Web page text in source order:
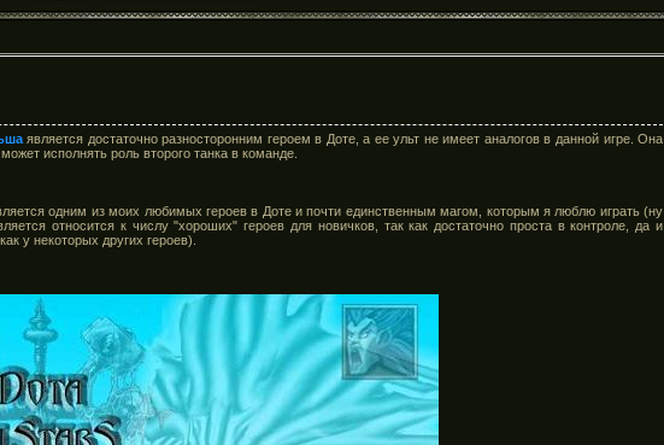
является достаточно разносторонним героем в Доте, а ее ульт не имеет аналогов в данной игре. Она
исполнять роль второго танка в команде.
одним из моих любимых героев в Доте и почти единственным магом, которым я люблю играть (ну
относится к числу "хороших" героев для новичков, так как достаточно проста в контроле, да и
у некоторых других героев).